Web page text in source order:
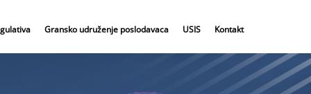
Gransko udruženje poslodavaca USIS Kontakt